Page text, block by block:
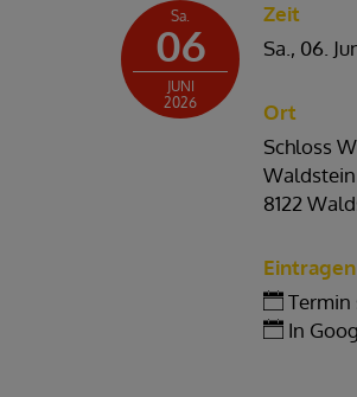
Sa.
06
JUNI
2026
Zeit
Sa., 06.
Ort
Schloss
Waldstein
8122
Eintragen
Termin
In